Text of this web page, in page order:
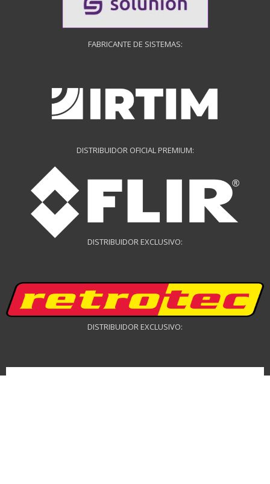
FABRICANTE DE SISTEMAS:
DISTRIBUIDOR OFICIAL PREMIUM:
DISTRIBUIDOR EXCLUSIVO:
DISTRIBUIDOR EXCLUSIVO: